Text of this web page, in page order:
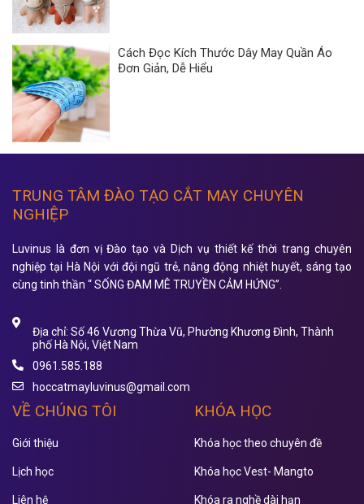
Cách Đọc Kích Thước Dây May Quần Áo
Đơn Giản, Dễ Hiểu
TRUNG TÂM ĐÀO TẠO CẮT MAY CHUYÊN
NGHIỆP
Luvinus là đơn vị Đào tạo và Dịch vụ thiết kế thời trang chuyên
nghiệp tại Hà Nội với đội ngũ trẻ, năng động nhiệt huyết, sáng tạo
cùng tinh thần “ SỐNG ĐAM MÊ TRUYỀN CẢM HỨNG”.
Địa chỉ: Số 46 Vương Thừa Vũ, Phường Khương Đình, Thành
phố Hà Nội, Việt Nam
0961.585.188
hoccatmayluvinus@gmail.com
VỀ CHÚNG TÔI
Giới thiệu
Lịch học
Liên hệ
KHÓA HỌC
Khóa học theo chuyên đề
Khóa học Vest- Mangto
Khóa ra nghề dài hạn